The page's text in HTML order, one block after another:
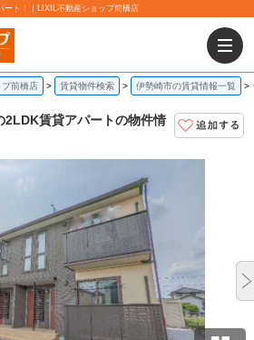
ート！｜LIXIL不動産ショップ前橋店
前橋店 賃貸物件検索 伊勢崎市の賃貸情報一覧
2LDK賃貸アパートの物件情